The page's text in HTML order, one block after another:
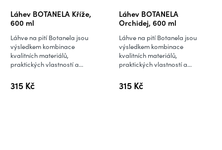
Láhev BOTANELA Kříže,
600 ml
315 Kč
Láhve na pití Botanela jsou
výsledkem kombinace
kvalitních materiálů,
praktických vlastností a...
Láhev BOTANELA
Orchidej, 600 ml
315 Kč
Láhve na pití Botanela jsou
výsledkem kombinace
kvalitních materiálů,
praktických vlastností a...